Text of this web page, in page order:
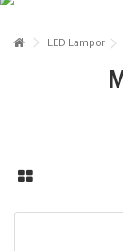
LED Lampor